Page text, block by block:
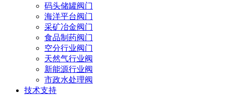
码头储罐阀门
海洋平台阀门
采矿冶金阀门
食品制药阀门
空分行业阀门
天然气行业阀
新能源行业阀
市政水处理阀
技术支持